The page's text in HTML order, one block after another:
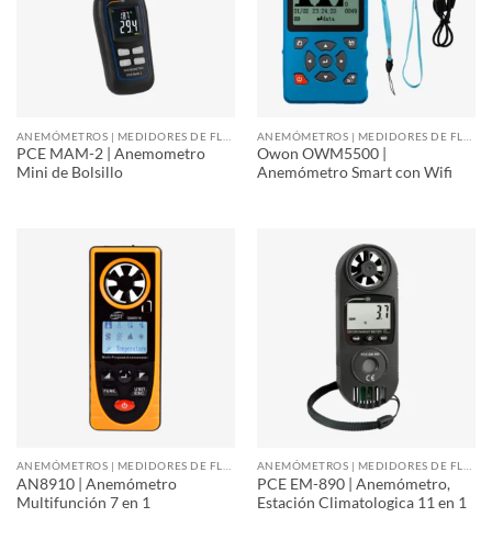
PCE MAM-2 | Anemometro
Mini de Bolsillo
Owon OWM5500 |
Anemómetro Smart con Wifi
AN8910 | Anemómetro
Multifunción 7 en 1
PCE EM-890 | Anemómetro,
Estación Climatologica 11 en 1